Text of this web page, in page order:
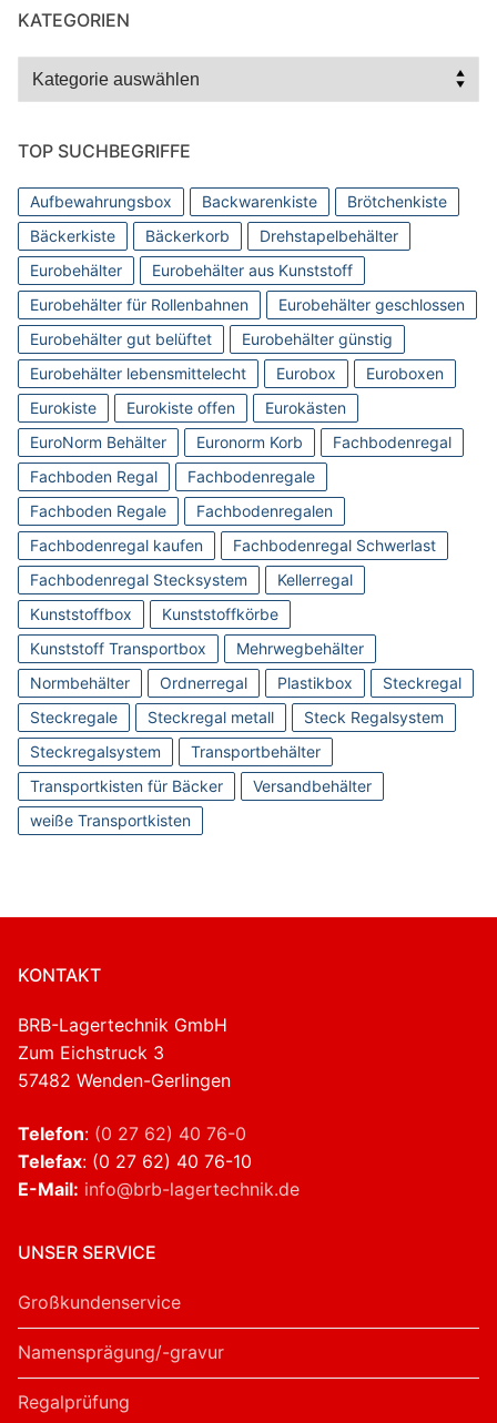
KATEGORIEN
Kategorien
TOP SUCHBEGRIFFE
Aufbewahrungsbox Backwarenkiste
Brötchenkiste
Bäckerkiste
Bäckerkorb
Drehstapelbehälter
Eurobehälter
Eurobehälter aus Kunststoff
Eurobehälter für Rollenbahnen
Eurobehälter geschlossen
Eurobehälter gut belüftet
Eurobehälter günstig
Eurobehälter lebensmittelecht
Eurobox
Euroboxen
Eurokiste
Eurokiste offen
Eurokästen
EuroNorm Behälter
Euronorm Korb
Fachbodenregal
Fachboden Regal
Fachbodenregale
Fachboden Regale
Fachbodenregalen
Fachbodenregal kaufen
Fachbodenregal Schwerlast
Fachbodenregal Stecksystem
Kellerregal
Kunststoffbox
Kunststoffkörbe
Kunststoff Transportbox
Mehrwegbehälter
Normbehälter
Ordnerregal Plastikbox
Steckregal
Steckregale
Steckregal metall
Steck Regalsystem
Steckregalsystem
Transportbehälter
Transportkisten für Bäcker
Versandbehälter
weiße Transportkisten
KONTAKT
BRB-Lagertechnik GmbH
Zum Eichstruck 3
57482 Wenden-Gerlingen
Telefon: (0 27 62) 40 76-0
Telefax: (0 27 62) 40 76-10
E-Mail: info@brb-lagertechnik.de
UNSER SERVICE
Großkundenservice
Namensprägung/-gravur
Regalprüfung